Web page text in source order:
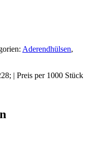
Aderendhülsen,
| Preis per 1000 Stück